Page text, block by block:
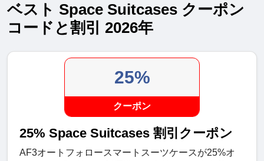
ベスト Space Suitcases クーポン
コードと割引 2026年
25%
クーポン
25% Space Suitcases 割引クーポン
AF3オートフォロースマートスーツケースが25%オ